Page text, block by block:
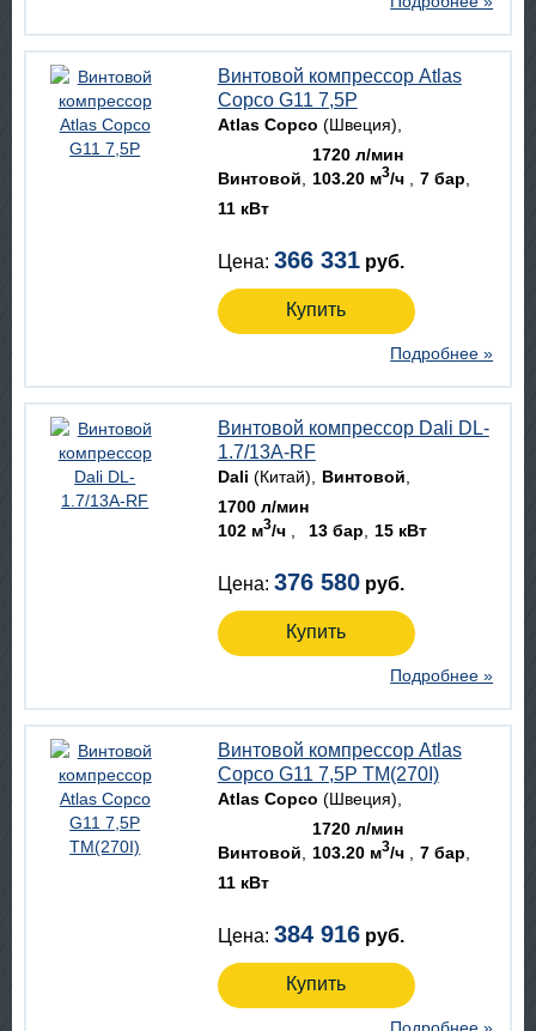
Винтовой компрессор Atlas
Copco G11 7,5P
Atlas Copco (Швеция)
Винтовой
1720 л/мин
103.20 м3/ч
7 бар
11 кВт
Цена: 366 331 руб.
Купить
Подробнее »
Винтовой компрессор Dali DL-
1.7/13A-RF
Dali (Китай)
Винтовой
1700 л/мин
102 м3/ч 13 бар 15 кВт
Цена: 376 580 руб.
Купить
Подробнее »
Винтовой компрессор Atlas
Copco G11 7,5P TM(270I)
Atlas Copco (Швеция)
Винтовой
1720 л/мин
103.20 м3/ч
7 бар
11 кВт
Цена: 384 916 руб.
Купить